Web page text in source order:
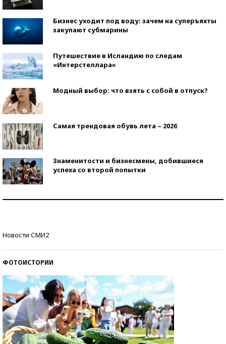
Бизнес уходит под воду: зачем на суперъяхты
закупают субмарины
Путешествие в Исландию по следам
«Интерстеллара»
Модный выбор: что взять с собой в отпуск?
Самая трендовая обувь лета – 2026
Знаменитости и бизнесмены, добившиеся
успеха со второй попытки
Новости СМИ2
ФОТОИСТОРИИ